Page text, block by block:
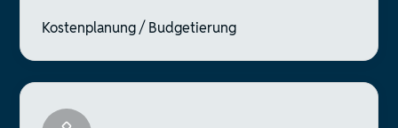
Kostenplanung / Budgetierung